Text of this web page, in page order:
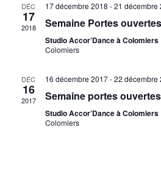
DÉC
17
2018
17 décembre 2018 -21 décembre
Semaine Portes
Studio Accor’Dance à Colomiers
Colomiers
DÉC
16
2017
16 décembre 2017-22 décembre
Semaine portes
Studio Accor’Dance à Colomiers
Colomiers